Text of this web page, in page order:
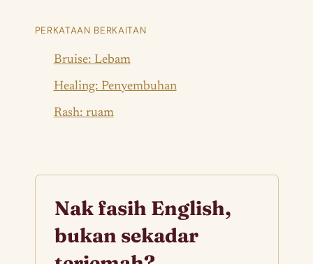
PERKATAAN BERKAITAN
Bruise: Lebam
Healing: Penyembuhan
Rash: ruam
Nak fasih English,
bukan sekadar